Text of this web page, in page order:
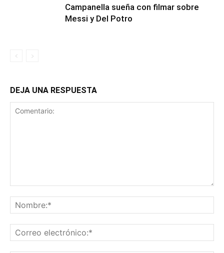
Campanella sueña con filmar sobre
Messi y Del Potro
DEJA UNA RESPUESTA